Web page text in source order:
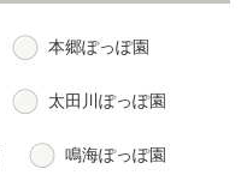
本郷ぽっぽ園
太田川ぽっぽ園
鳴海ぽっぽ園